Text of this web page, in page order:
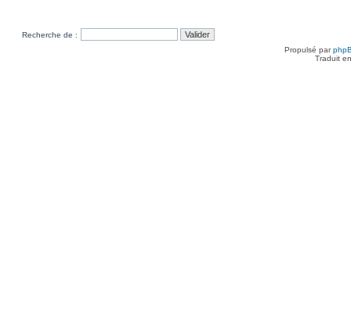
Recherche de :
Propulsé par
Traduit